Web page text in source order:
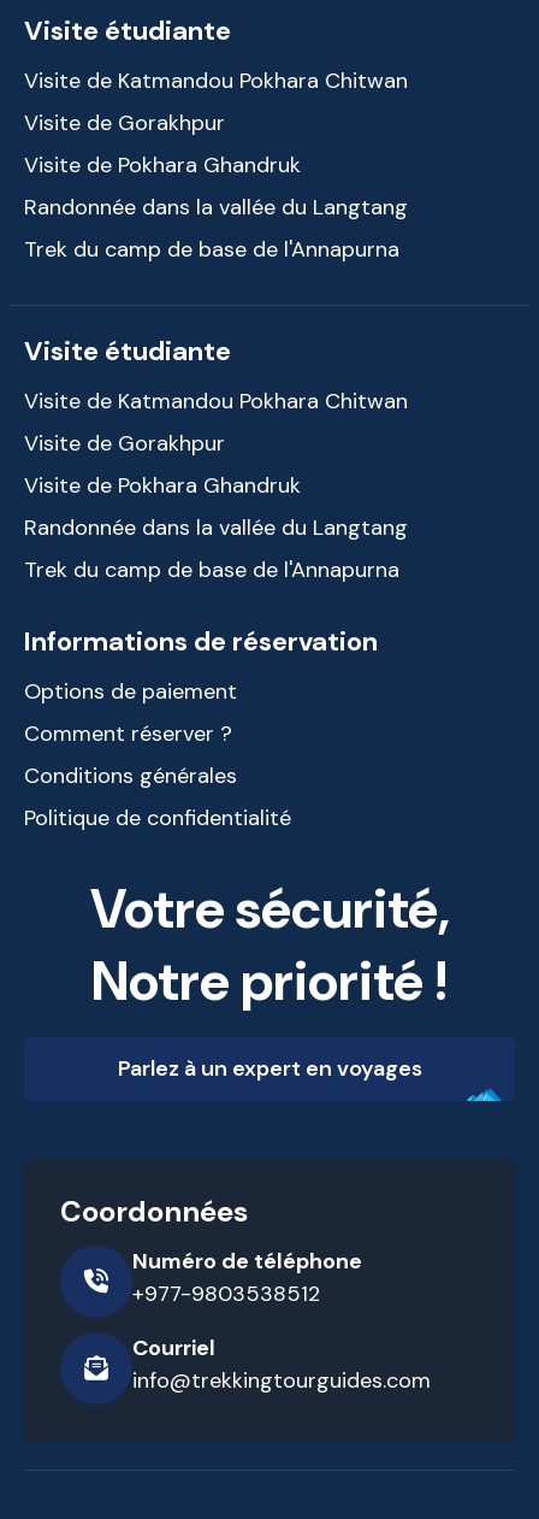
Visite étudiante
Visite de Katmandou Pokhara Chitwan
Visite de Gorakhpur
Visite de Pokhara Ghandruk
Randonnée dans la vallée du Langtang
Trek du camp de base de l'Annapurna
Visite étudiante
Visite de Katmandou Pokhara Chitwan
Visite de Gorakhpur
Visite de Pokhara Ghandruk
Randonnée dans la vallée du Langtang
Trek du camp de base de l'Annapurna
Informations de réservation
Options de paiement
Comment réserver ?
Conditions générales
Politique de confidentialité
Votre sécurité,
Notre priorité !
Parlez à un expert en voyages
Coordonnées
Numéro de téléphone
+977-9803538512
Courriel
info@trekkingtourguides.com